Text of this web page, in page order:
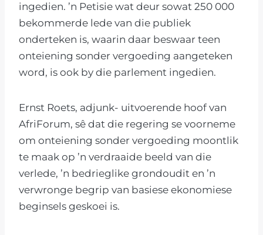
ingedien. ’n Petisie wat deur sowat 250 000
bekommerde lede van die publiek
onderteken is, waarin daar beswaar teen
onteiening sonder vergoeding aangeteken
word, is ook by die parlement ingedien.
Ernst Roets, adjunk- uitvoerende hoof van
AfriForum, sê dat die regering se voorneme
om onteiening sonder vergoeding moontlik
te maak op ’n verdraaide beeld van die
verlede, ’n bedrieglike grondoudit en ’n
verwronge begrip van basiese ekonomiese
beginsels geskoei is.